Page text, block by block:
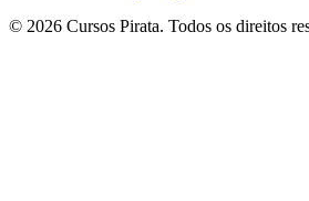
© 2026 Cursos Pirata. Todos os direitos